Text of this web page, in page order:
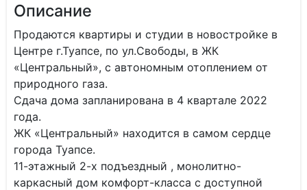
Описание
Продаются квартиры и студии в новостройке в
Центре г.Туапсе, по ул.Свободы, в ЖК
«Центральный», с автономным отоплением от
природного газа.
Сдача дома запланирована в 4 квартале 2022
года.
ЖК «Центральный» находится в самом сердце
города Туапсе.
11-этажный 2-х подъездный , монолитно-
каркасный дом комфорт-класса с доступной